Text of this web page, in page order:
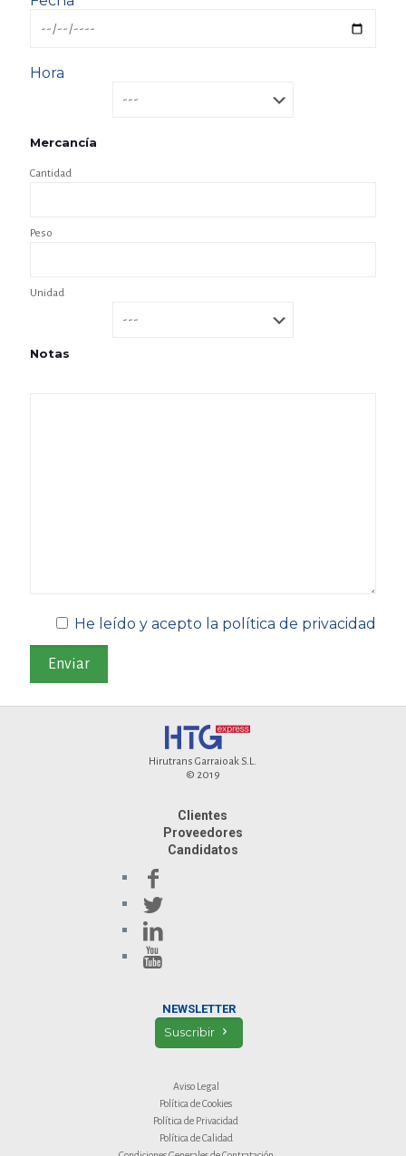
Hora
Mercancía
Cantidad
Peso
Unidad
Notas
He leído y acepto la política de privacidad
Hirutrans Garraioak S.L.
© 2019
Clientes
Proveedores
Candidatos
NEWSLETTER
Suscribir
Aviso Legal
Política de Cookies
Política de Privacidad
Política de Calidad